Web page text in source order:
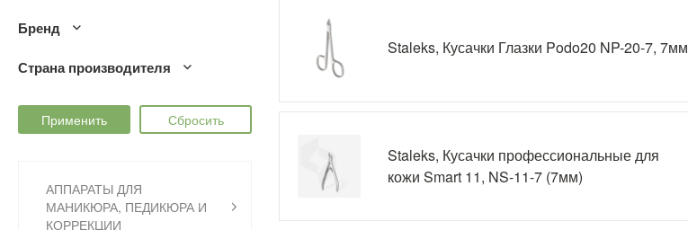
Бренд
Страна производителя
АППАРАТЫ ДЛЯ
МАНИКЮРА, ПЕДИКЮРА И
КОРРЕКЦИИ
Staleks, Кусачки Глазки Podo20 NP-20-7, 7мм
Staleks, Кусачки профессиональные для
кожи Smart 11, NS-11-7 (7мм)